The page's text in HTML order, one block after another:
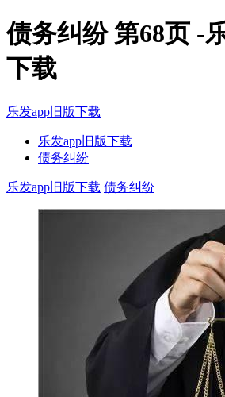
债务纠纷 第68页 -
下载
乐发app旧版下载
乐发app旧版下载
债务纠纷
乐发app旧版下载 债务纠纷